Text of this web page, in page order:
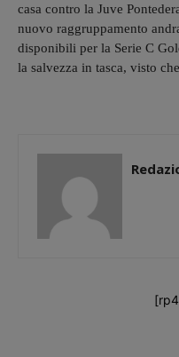
casa contro la Juve
nuovo raggruppamento
disponibili per la Serie C
la salvezza in tasca, visto